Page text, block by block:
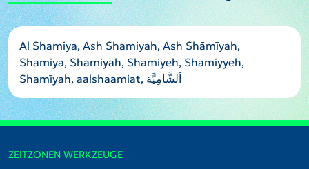
Al Shamiya, Ash Shamiyah, Ash Shāmīyah,
Shamiya, Shamiyah, Shamiyeh, Shamiyyeh,
Shamīyah, aalshaamiat, اَلشَّامِيَّة
ZEITZONEN WERKZEUGE